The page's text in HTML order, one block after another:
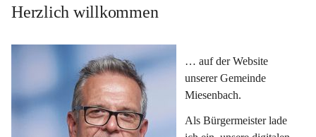
Herzlich willkommen
… auf der Website
unserer Gemeinde
Miesenbach.
Als Bürgermeister lade